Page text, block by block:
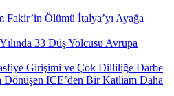
Fakir’in Ölümü İtalya’yı Ayağa
33 Düş Yolcusu Avrupa
Girişimi ve Çok Dilliliğe Darbe
Dönüşen ICE’den Bir Katliam Daha